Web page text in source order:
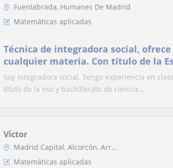
Fuenlabrada, Humanes De Madrid
Matemáticas aplicadas
Técnica de integradora social, ofrece
cualquier materia. Con título de la
de ciencias sociales
Soy integradora social. Tengo experiencia en
título de la eso y bachillerato de ciencia...
Víctor
Madrid Capital, Alcorcón, Arr...
Matemáticas aplicadas